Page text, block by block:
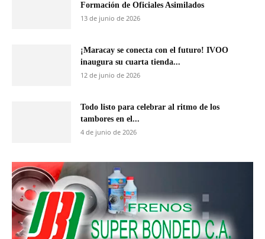
Formación de Oficiales Asimilados
13 de junio de 2026
¡Maracay se conecta con el futuro! IVOO
inaugura su cuarta tienda...
12 de junio de 2026
Todo listo para celebrar al ritmo de los
tambores en el...
4 de junio de 2026